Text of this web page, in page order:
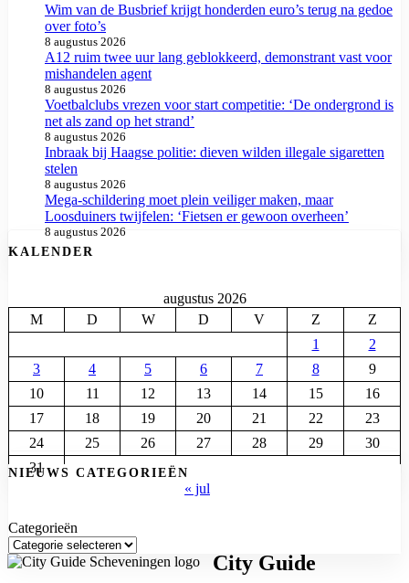
Wim van de Busbrief krijgt honderden euro’s terug na gedoe
over foto’s
8 augustus 2026
A12 ruim twee uur lang geblokkeerd, demonstrant vast voor
mishandelen agent
8 augustus 2026
Voetbalclubs vrezen voor start competitie: ‘De ondergrond is
net als zand op het strand’
8 augustus 2026
Inbraak bij Haagse politie: dieven wilden illegale sigaretten
stelen
8 augustus 2026
Mega-schildering moet plein veiliger maken, maar
Loosduiners twijfelen: ‘Fietsen er gewoon overheen’
8 augustus 2026
KALENDER
augustus 2026
M
D W D V Z
Z
1
2
3
4 5 6 7 8
9
10
11 12 13 14 15
16
17
18 19 20 21 22
23
24
25 26 27 28 29
30
31
« jul
NIEUWS CATEGORIEËN
Categorieën
City Guide